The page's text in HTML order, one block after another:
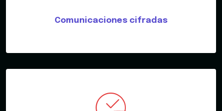
Comunicaciones cifradas